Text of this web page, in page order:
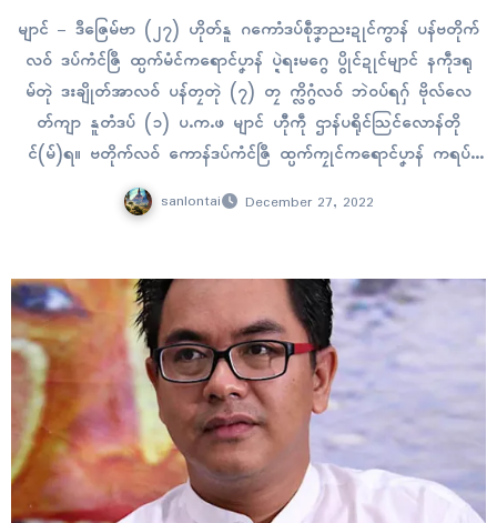
မျာၚ် – ဒဳဇြေမ်ဗာ (၂၇) ဟိုတ်နူ ဂကောံဒပ်စဵုဒၞာညးဍုၚ်ကွာန် ပန်ဗတိုက်
လဝ် ဒပ်ကံၚ်ဇြဳ ထ္ပက်မံၚ်ကရောၚ်ပၞာန် ပ္ဍဲရးမဂွေ ပွိုၚ်ဍုၚ်မျာၚ် နကဵုဒရု
မ်တုဲ ဒးချိုတ်အာလဝ် ပန်တၠတုဲ (၇) တၠ က္လိဂွံလဝ် ဘဲဝပ်ရဂှ် ဗိုလ်လေ
တ်ကျာ နူတံဒပ် (၁) ပ.က.ဖ မျာၚ် ဟီုကဵု ဌာန်ပရိုၚ်သြၚ်လောန်တို
ၚ်(မ်)ရ။ ဗတိုက်လဝ် ကောန်ဒပ်ကံၚ်ဇြဳ ထ္ပက်ကၠုၚ်ကရောၚ်ပၞာန် ကရပ်
ကွာန်ဖံၚ်ကွေဝ် ပ္ဍဲဂိတုဒဳဇြေမ်ဗာ…
sanlontai December 27, 2022